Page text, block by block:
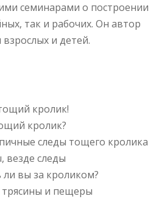
семинарами о построении
так и рабочих. Он автор
взрослых и детей.
кролик!
кролик?
следы тощего кролика
везде следы
ли вы за кроликом?
и пещеры